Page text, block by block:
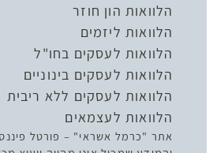
הלוואות הון חוזר
הלוואות ליזמים
הלוואות לעסקים בחו"ל
הלוואות לעסקים בינוניים
הלוואות לעסקים ללא ריבית
הלוואות לעצמאים
אתר "כרמל אשראי" – פורטל